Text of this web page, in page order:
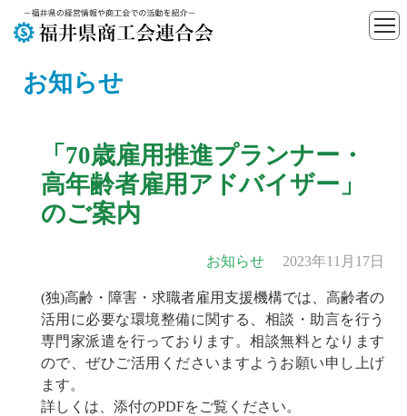
お知らせ
「70歳雇用推進プランナー・
高年齢者雇用アドバイザー」
のご案内
お知らせ 2023年11月17日
(独)高齢・障害・求職者雇用支援機構では、高齢者の
活用に必要な環境整備に関する、相談・助言を行う
専門家派遣を行っております。相談無料となります
ので、ぜひご活用くださいますようお願い申し上げ
ます。
詳しくは、添付のPDFをご覧ください。